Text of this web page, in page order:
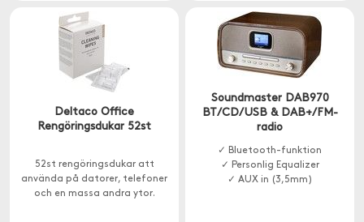
Deltaco Office
Rengöringsdukar 52st
52st rengöringsdukar att
använda på datorer, telefoner
och en massa andra ytor.
Soundmaster DAB970
BT/CD/USB & DAB+/FM-
radio
✓ Bluetooth-funktion
✓ Personlig Equalizer
✓ AUX in (3,5mm)